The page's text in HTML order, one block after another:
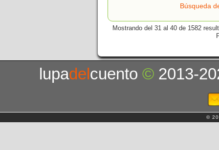
Búsqueda
Mostrando del 31 al 40 de 1582
lupadelcuento© 2013-
©